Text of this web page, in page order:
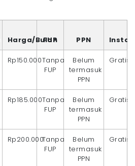
Harga/Bulan
FUP PPN
Rp150.000Tanpa
FUP
Belum
termasuk
PPN
Gratis
Rp185.000Tanpa
FUP
Belum
termasuk
PPN
Gratis
Rp200.000Tanpa
FUP
Belum
termasuk
PPN
Gratis